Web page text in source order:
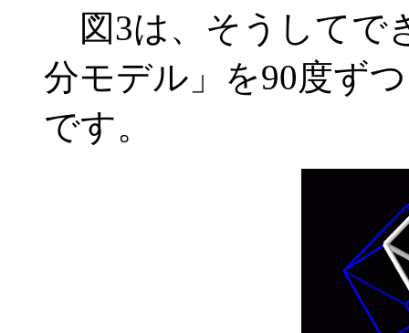
図3は、そうしてで
分モデル」を90度ず
です。